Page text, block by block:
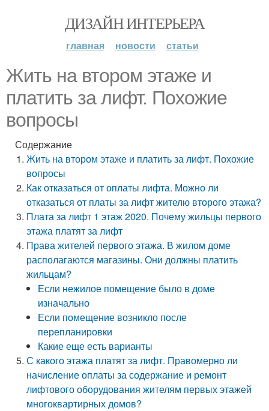
ДИЗАЙН ИНТЕРЬЕРА
главная новости статьи
Жить на втором этаже и
платить за лифт. Похожие
вопросы
Содержание
Жить на втором этаже и платить за лифт. Похожие
вопросы
Как отказаться от оплаты лифта. Можно ли
отказаться от платы за лифт жителю второго этажа?
Плата за лифт 1 этаж 2020. Почему жильцы первого
этажа платят за лифт
Права жителей первого этажа. В жилом доме
располагаются магазины. Они должны платить
жильцам?
Если нежилое помещение было в доме
изначально
Если помещение возникло после
перепланировки
Какие еще есть варианты
С какого этажа платят за лифт. Правомерно ли
начисление оплаты за содержание и ремонт
лифтового оборудования жителям первых этажей
многоквартирных домов?